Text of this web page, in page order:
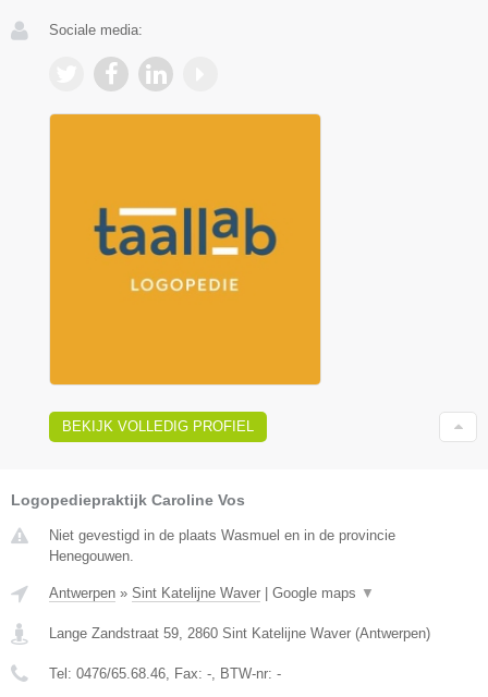
Sociale media:
BEKIJK VOLLEDIG PROFIEL
Logopediepraktijk Caroline Vos
Niet gevestigd in de plaats Wasmuel en in de provincie
Henegouwen.
Antwerpen » Sint Katelijne Waver Google maps ▼
Lange Zandstraat 59, 2860 Sint Katelijne Waver (Antwerpen)
Tel: 0476/65.68.46, Fax: -, BTW-nr: -